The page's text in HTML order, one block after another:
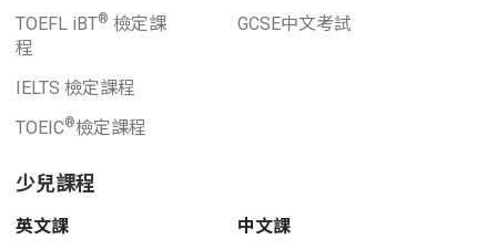
TOEFL iBT® 檢定課
程
IELTS 檢定課程
TOEIC®檢定課程
GCSE中文考試
少兒課程
英文課
中文課